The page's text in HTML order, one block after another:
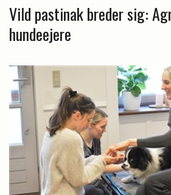
Vild pastinak breder sig:
hundeejere